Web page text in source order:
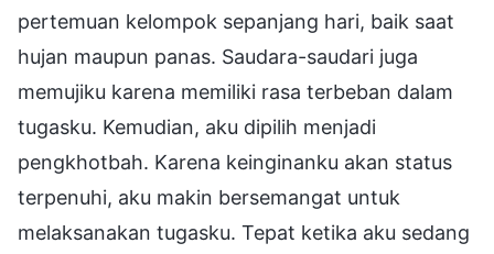
pertemuan kelompok sepanjang hari, baik saat
hujan maupun panas. Saudara-saudari juga
memujiku karena memiliki rasa terbeban dalam
tugasku. Kemudian, aku dipilih menjadi
pengkhotbah. Karena keinginanku akan status
terpenuhi, aku makin bersemangat untuk
melaksanakan tugasku. Tepat ketika aku sedang